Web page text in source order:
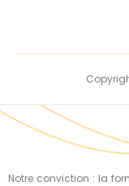
Notre conviction : la